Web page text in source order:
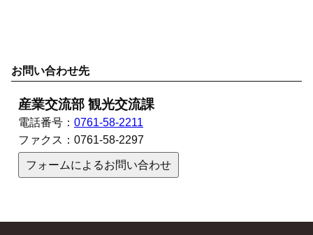
お問い合わせ先
産業交流部 観光交流課
電話番号： 0761-58-2211
ファクス： 0761-58-2297
フォームによるお問い合わせ